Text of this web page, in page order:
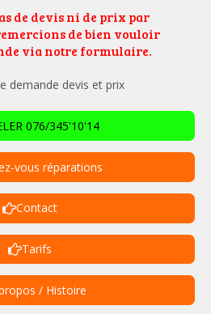
de devis ni de prix par
de bien vouloir
via notre formulaire.
demande devis et prix
076/345'10'14
vous réparations
Contact
Tarifs
/ Histoire